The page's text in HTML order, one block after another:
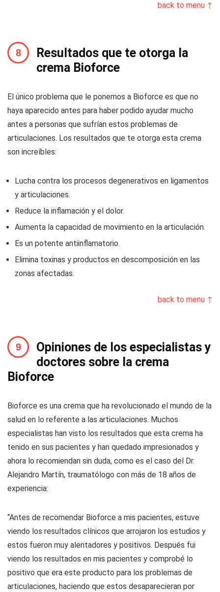
back to menu ↑
Resultados que te otorga la
crema Bioforce
El único problema que le ponemos a Bioforce es que no
haya aparecido antes para haber podido ayudar mucho
antes a personas que sufrían estos problemas de
articulaciones. Los resultados que te otorga esta crema
son increíbles:
Lucha contra los procesos degenerativos en ligamentos
y articulaciones.
Reduce la inflamación y el dolor.
Aumenta la capacidad de movimiento en la articulación.
Es un potente antiinflamatorio.
Elimina toxinas y productos en descomposición en las
zonas afectadas.
back to menu ↑
Opiniones de los especialistas y
doctores sobre la crema
Bioforce
Bioforce es una crema que ha revolucionado el mundo de la
salud en lo referente a las articulaciones. Muchos
especialistas han visto los resultados que esta crema ha
tenido en sus pacientes y han quedado impresionados y
ahora lo recomiendan sin duda, como es el caso del Dr.
Alejandro Martín, traumatólogo con más de 18 años de
experiencia:
“Antes de recomendar Bioforce a mis pacientes, estuve
viendo los resultados clínicos que arrojaron los estudios y
estos fueron muy alentadores y positivos. Después fui
viendo los resultados en mis pacientes y comprobé lo
positivo que era este producto para los problemas de
articulaciones, haciendo que estos desaparecieran por